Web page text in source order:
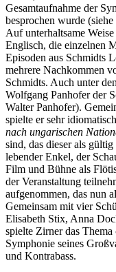
Gesamtaufnahme der
besprochen wurde
Auf unterhaltsame
Englisch, die einzelnen
Episoden aus Schmidts
mehrere Nachkommen
Schmidts. Auch unter
Wolfgang Panhofer der
Walter Panhofer).
spielte er sehr
nach ungarischen
sind, das dieser als
lebender Enkel, der
Film und Bühne als
der Veranstaltung
aufgenommen, das nun
Gemeinsam mit vier
Elisabeth Stix, Anna
spielte Zirner das Thema
Symphonie seines
und Kontrabass.